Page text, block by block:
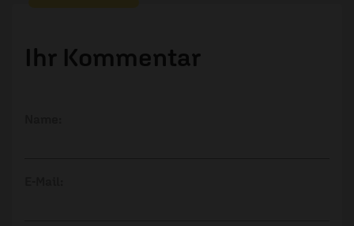
Ihr Kommentar